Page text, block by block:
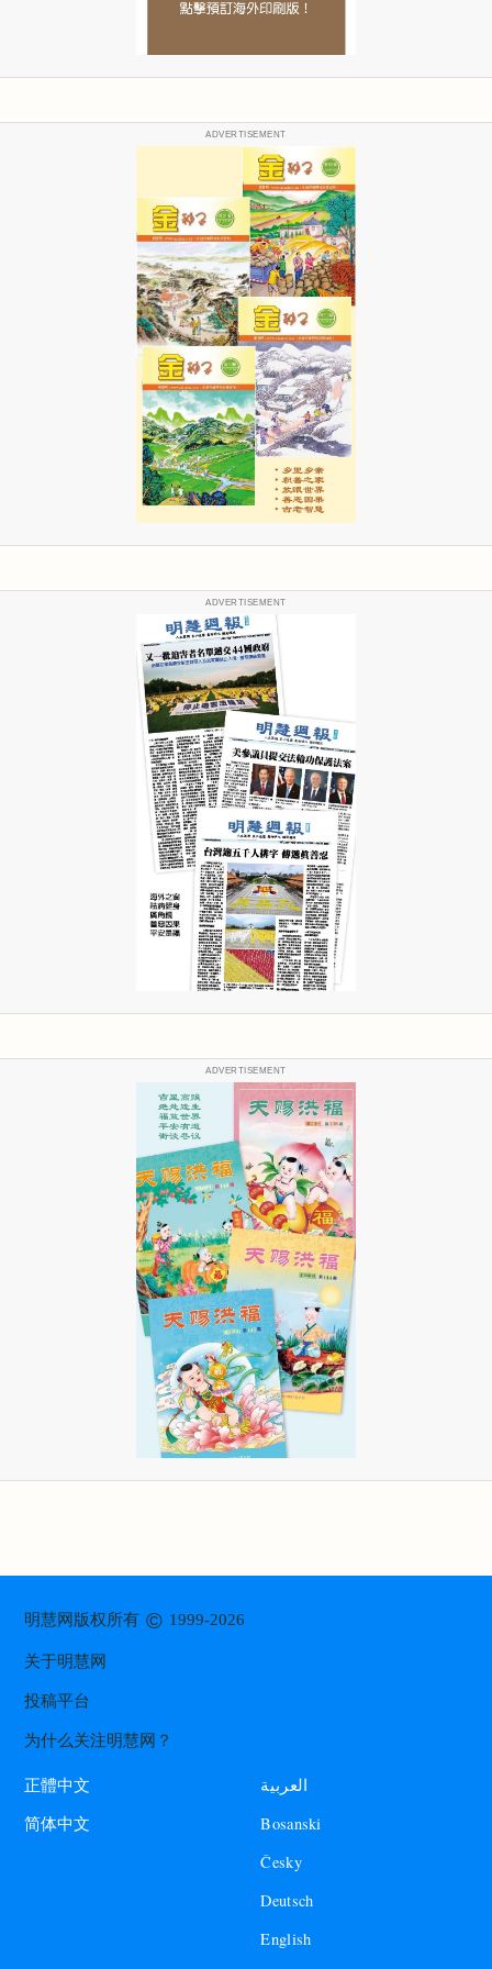
ADVERTISEMENT
ADVERTISEMENT
ADVERTISEMENT
明慧网版权所有© 1999-2026
关于明慧网
投稿平台
为什么关注明慧网？
正體中文
简体中文
العربية
Bosanski
Česky
Deutsch
English